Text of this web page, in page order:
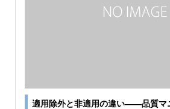
適用除外と非適用の違い――品質マ